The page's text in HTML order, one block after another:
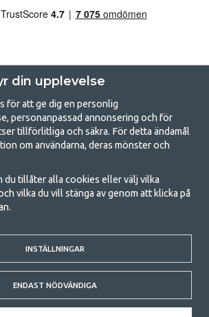
- Din butik för camping
och uteliv
vara en livsstil eller ett sätt att samla familjen
Oavsett vilken kategori du tillhör hittar du
erbjuder vi riktigt bra priser på familjetält,
utrustning för camping och friluftsliv. Vårt
erbjuda den bästa campingutrustningen
Ta gärna kontakt med oss om det
du saknar eller vill veta mer om.
GetCamping. All rights reserved.
din upplevelse
för att ge dig en personlig
personanpassad annonsering och för
tillförlitliga och säkra. För detta ändamål
om användarna, deras mönster och
du tillåter alla cookies eller välj vilka
vilka du vill stänga av genom att klicka på
INSTÄLLNINGAR
ENDAST NÖDVÄNDIGA